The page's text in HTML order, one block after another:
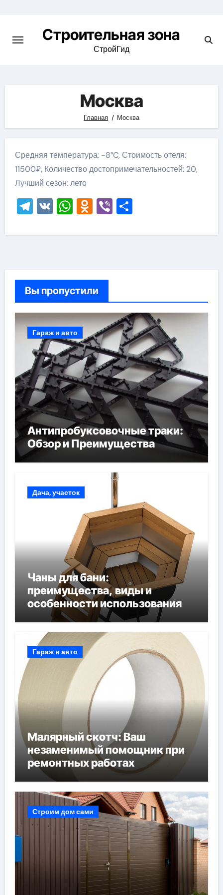
content
Строительная зона
СтройГид
Москва
Главная Москва
Средняя температура: -8°C, Стоимость отеля:
11500₽, Количество достопримечательностей: 20,
Лучший сезон: лето
Telegram
VKWhatsApp
Odnoklassniki
ViberОтправить
Вы пропустили
Гараж и авто
Антипробуксовочные траки:
Обзор и Преимущества
Дача, участок
Чаны для бани:
преимущества, виды и
особенности использования
Гараж и авто
Малярный скотч: Ваш
незаменимый помощник при
ремонтных работах
Строим дом сами